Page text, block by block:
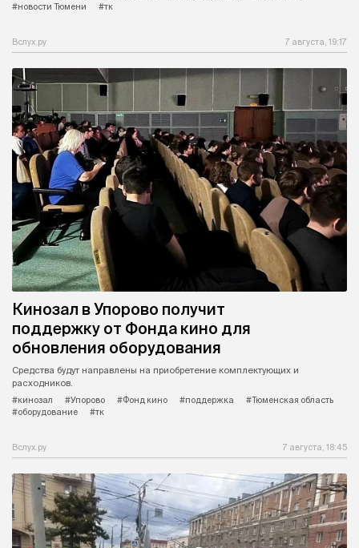
#новости Тюмени
#тк
Вслух.ру 7 августа, 19:17
Кинозал в Упорово получит
поддержку от Фонда кино для
обновления оборудования
Средства будут направлены на приобретение комплектующих и
расходников.
#кинозал
#Упорово #Фонд кино #поддержка
#Тюменская область
#оборудование
#тк
Вслух.ру 7 августа, 18:45